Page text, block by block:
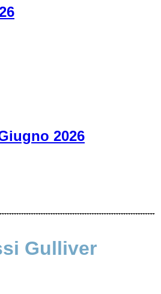
2026
Gulliver